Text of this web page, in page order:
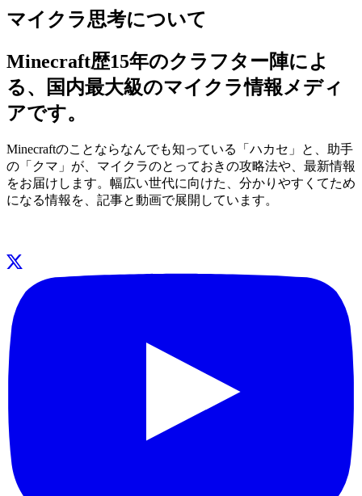
マイクラ思考について
Minecraft歴15年のクラフター陣によ
る、国内最大級のマイクラ情報メディ
アです。
Minecraftのことならなんでも知っている「ハカセ」と、助手
の「クマ」が、マイクラのとっておきの攻略法や、最新情報
をお届けします。幅広い世代に向けた、分かりやすくてため
になる情報を、記事と動画で展開しています。